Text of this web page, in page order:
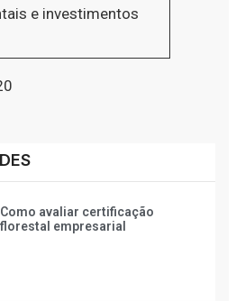
e investimentos
Como avaliar certificação
florestal empresarial